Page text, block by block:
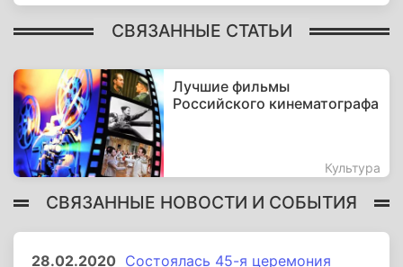
СВЯЗАННЫЕ СТАТЬИ
Лучшие фильмы
Российского кинематографа
Культура
СВЯЗАННЫЕ НОВОСТИ И СОБЫТИЯ
28.02.2020 Состоялась 45-я церемония